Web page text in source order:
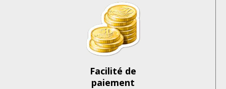
Facilité de
paiement